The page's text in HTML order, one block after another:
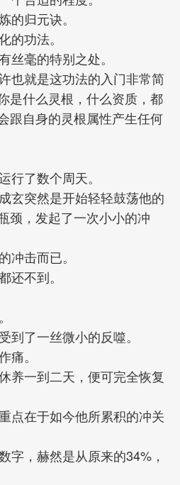
归元诀。
功法。
毫的特别之处。
也就是这功法的入门非常简
是什么灵根，什么资质，都
跟自身的灵根属性产生任何
了数个周天。
玄突然是开始轻轻鼓荡他的
颈，发起了一次小小的冲
击而已。
不到。
了一丝微小的反噬。
。
养一到二天，便可完全恢复
点在于如今他所累积的冲关
，赫然是从原来的34%，